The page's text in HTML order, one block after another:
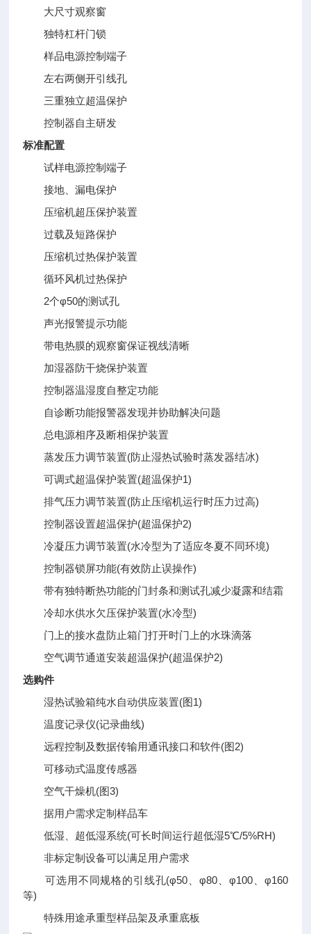
大尺寸观察窗
独特杠杆门锁
样品电源控制端子
左右两侧开引线孔
三重独立超温保护
控制器自主研发
标准配置
试样电源控制端子
接地、漏电保护
压缩机超压保护装置
过载及短路保护
压缩机过热保护装置
循环风机过热保护
2个φ50的测试孔
声光报警提示功能
带电热膜的观察窗保证视线清晰
加湿器防干烧保护装置
控制器温湿度自整定功能
自诊断功能报警器发现并协助解决问题
总电源相序及断相保护装置
蒸发压力调节装置(防止湿热试验时蒸发器结冰)
可调式超温保护装置(超温保护1)
排气压力调节装置(防止压缩机运行时压力过高)
控制器设置超温保护(超温保护2)
冷凝压力调节装置(水冷型为了适应冬夏不同环境)
控制器锁屏功能(有效防止误操作)
带有独特断热功能的门封条和测试孔减少凝露和结霜
冷却水供水欠压保护装置(水冷型)
门上的接水盘防止箱门打开时门上的水珠滴落
空气调节通道安装超温保护(超温保护2)
选购件
湿热试验箱纯水自动供应装置(图1)
温度记录仪(记录曲线)
远程控制及数据传输用通讯接口和软件(图2)
可移动式温度传感器
空气干燥机(图3)
据用户需求定制样品车
低湿、超低湿系统(可长时间运行超低湿5℃/5%RH)
非标定制设备可以满足用户需求
可选用不同规格的引线孔(φ50、φ80、φ100、φ160
等)
特殊用途承重型样品架及承重底板